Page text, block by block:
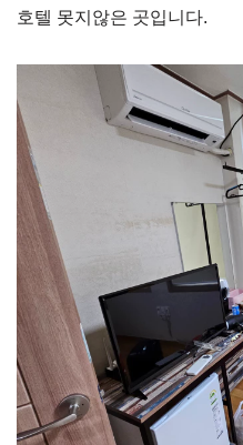
호텔 못지않은 곳입니다.